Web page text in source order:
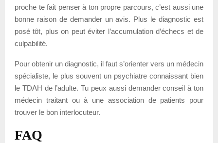
proche te fait penser à ton propre parcours, c’est aussi une
bonne raison de demander un avis. Plus le diagnostic est
posé tôt, plus on peut éviter l’accumulation d’échecs et de
culpabilité.
Pour obtenir un diagnostic, il faut s’orienter vers un médecin
spécialiste, le plus souvent un psychiatre connaissant bien
le TDAH de l’adulte. Tu peux aussi demander conseil à ton
médecin traitant ou à une association de patients pour
trouver le bon interlocuteur.
FAQ